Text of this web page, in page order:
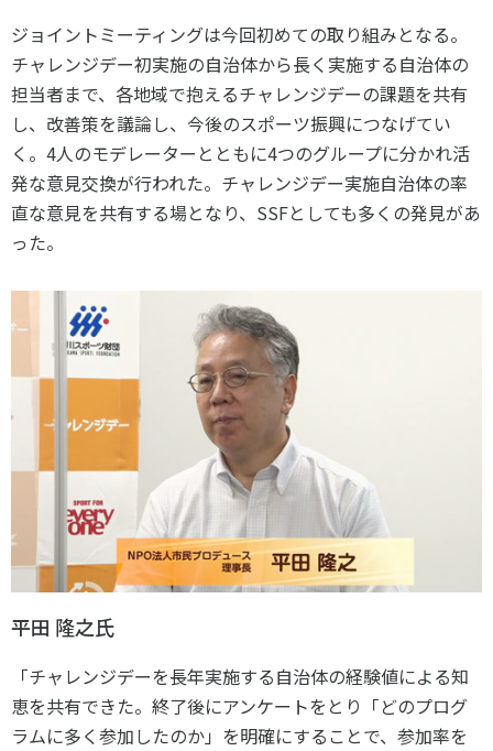
ジョイントミーティングは今回初めての取り組みとなる。
チャレンジデー初実施の自治体から長く実施する自治体の
担当者まで、各地域で抱えるチャレンジデーの課題を共有
し、改善策を議論し、今後のスポーツ振興につなげてい
く。 4人のモデレーターとともに4つのグループに分かれ活
発な意見交換が行われた。チャレンジデー実施自治体の率
直な意見を共有する場となり、 SSFとしても多くの発見があ
った。
平田 隆之氏
「チャレンジデーを長年実施する自治体の経験値による知
恵を共有できた。終了後にアンケートをとり「どのプログ
ラムに多く参加したのか」を明確にすることで、参加率を